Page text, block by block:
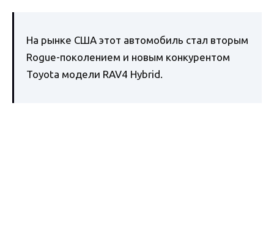
На рынке США этот автомобиль стал вторым
Rogue-поколением и новым конкурентом
Toyota модели RAV4 Hybrid.